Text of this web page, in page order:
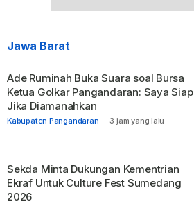
Jawa Barat
Kabupaten Pangandaran - 3 jam yang lalu
Ade Ruminah Buka Suara soal Bursa
Ketua Golkar Pangandaran: Saya Siap
Jika Diamanahkan
Sekda Minta Dukungan Kementrian
Ekraf Untuk Culture Fest Sumedang
2026